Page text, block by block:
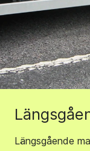
Längsgående